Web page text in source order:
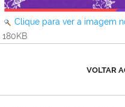
Clique para ver a imagem
180KB
VOLTAR